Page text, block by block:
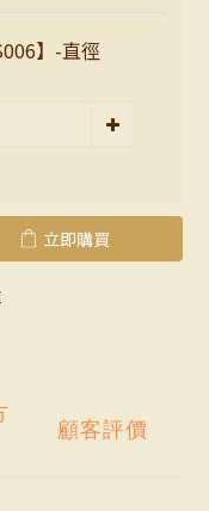
】-直徑
立即購買
顧客評價